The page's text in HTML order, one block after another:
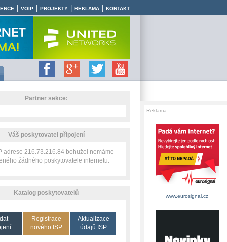
VOIP PROJEKTY REKLAMA KONTAKT
Partner sekce:
Váš poskytovatel připojení
adrese 216.73.216.84 bohužel nemáme
žádného poskytovatele internetu.
Katalog poskytovatelů
Registrace
nového ISP
Aktualizace
údajů ISP
Reklama:
www.eurosignal.cz